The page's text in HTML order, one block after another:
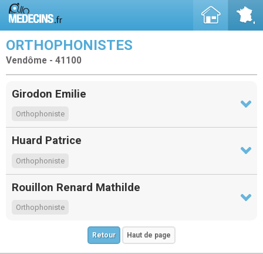
ORTHOPHONISTES
Vendôme - 41100
Girodon Emilie
Orthophoniste
Huard Patrice
Orthophoniste
Rouillon Renard Mathilde
Orthophoniste
Retour Haut de page